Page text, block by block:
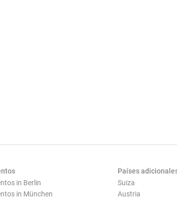
in Berlin
in München
Países
Suiza
Austria